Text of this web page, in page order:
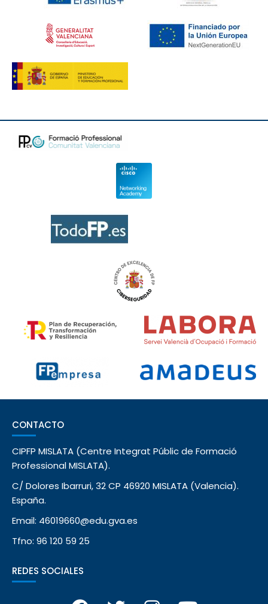
CONTACTO
CIPFP MISLATA (Centre Integrat Públic de Formació
Professional MISLATA).
C/ Dolores Ibarruri, 32 CP 46920 MISLATA (Valencia).
España.
Email: 46019660@edu.gva.es
Tfno: 96 120 59 25
REDES SOCIALES